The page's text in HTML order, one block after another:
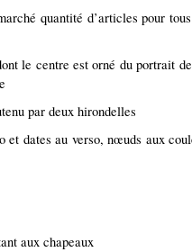
quantité d’articles pour
le centre est orné du portrait
par deux hirondelles
dates au verso, nœuds aux
aux chapeaux